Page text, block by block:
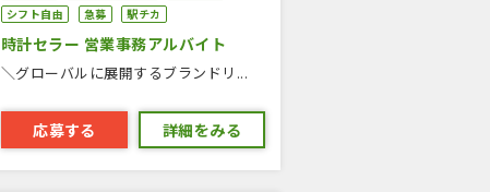
シフト自由
急募 駅チカ
時計セラー 営業事務アルバイト
＼グローバルに展開するブランドリ...
応募する 詳細をみる